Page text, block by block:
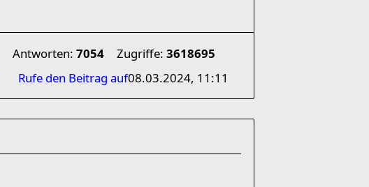
Antworten: 7054 Zugriffe: 3618695
08.03.2024, 11:11
Rufe den Beitrag auf